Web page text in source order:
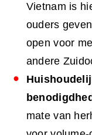
Vietnam is
ouders
open voor
andere
mate van